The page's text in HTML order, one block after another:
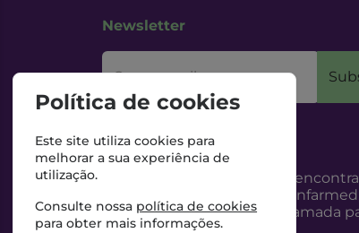
Newsletter
O seu email
Esta Farmácia
Internet, pelo
217987100 (Chamada
Política de cookies
Este site utiliza cookies para
melhorar a sua experiência de
utilização.
Consulte nossa política de cookies
para obter mais informações.